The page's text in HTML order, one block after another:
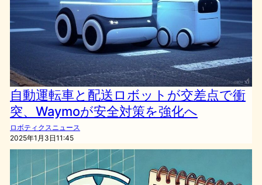
自動運転車と配送ロボットが交差点で衝
突、Waymoが安全対策を強化へ
ロボティクスニュース
2025年1月3日11:45